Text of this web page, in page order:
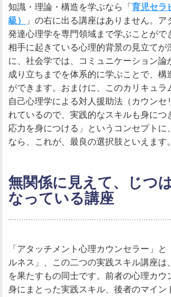
知識・理論・構造を学ぶなら「育児セラ
級）
」の右に出る講座はありません。ア
発達心理学を専門領域まで学ぶことがで
相手に起きている心理的背景の見立てが
に、社会学では、コミュニケーション論
成り立ちまでを体系的に学ぶことで、構
ができます。おまけに、このカリキュラ
自己心理学による対人援助法（カウンセ
れているので、実践的なスキルも身につ
応力を身につける」というコンセプトに
なら、これが、最良の選択肢といえます。
無関係に見えて、じつ
なっている講座
「アタッチメント心理カウンセラー」
ルネス」、この二つの実践スキル講座は
を果たすもの同士です。前者の心理カウ
身にまとった実践スキル、後者のマイン